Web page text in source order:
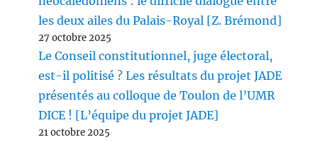
les deux ailes du Palais-Royal [Z. Brémond]
27 octobre 2025
Le Conseil constitutionnel, juge électoral,
est-il politisé ? Les résultats du projet JADE
présentés au colloque de Toulon de l’UMR
DICE ! [L’équipe du projet JADE]
21 octobre 2025